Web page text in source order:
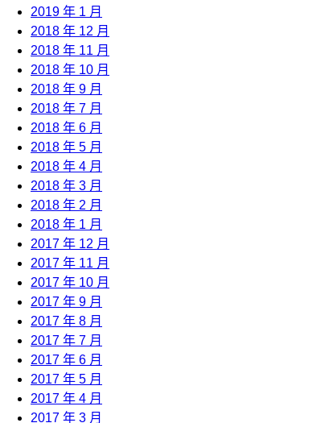
2019 年 1 月
2018 年 12 月
2018 年 11 月
2018 年 10 月
2018 年 9 月
2018 年 7 月
2018 年 6 月
2018 年 5 月
2018 年 4 月
2018 年 3 月
2018 年 2 月
2018 年 1 月
2017 年 12 月
2017 年 11 月
2017 年 10 月
2017 年 9 月
2017 年 8 月
2017 年 7 月
2017 年 6 月
2017 年 5 月
2017 年 4 月
2017 年 3 月